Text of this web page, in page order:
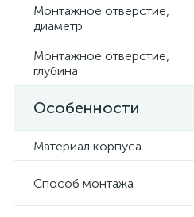
Монтажное отверстие,
диаметр
Монтажное отверстие,
глубина
Особенности
Материал корпуса
Способ монтажа